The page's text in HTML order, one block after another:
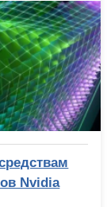
Nvidia